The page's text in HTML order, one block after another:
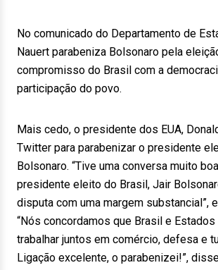
No comunicado do Departamento de
Nauert parabeniza Bolsonaro pela
compromisso do Brasil com a
participação do povo.
Mais cedo, o presidente dos EUA,
Twitter para parabenizar o presidente
Bolsonaro. “Tive uma conversa muito
presidente eleito do Brasil, Jair
disputa com uma margem substancial”,
“Nós concordamos que Brasil e
trabalhar juntos em comércio, defesa e
Ligação excelente, o parabenizei!”,